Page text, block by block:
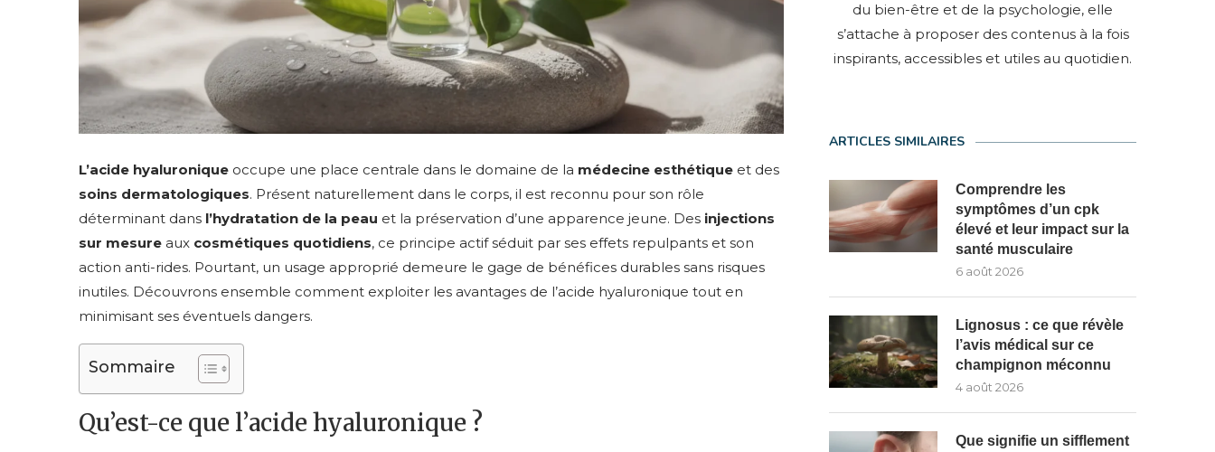
L’acide hyaluronique occupe une place centrale dans le domaine de la médecine esthétique et des
soins dermatologiques. Présent naturellement dans le corps, il est reconnu pour son rôle
déterminant dans l’hydratation de la peau et la préservation d’une apparence jeune. Des injections
sur mesure aux cosmétiques quotidiens, ce principe actif séduit par ses effets repulpants et son
action anti-rides. Pourtant, un usage approprié demeure le gage de bénéfices durables sans risques
inutiles. Découvrons ensemble comment exploiter les avantages de l’acide hyaluronique tout en
minimisant ses éventuels dangers.
Sommaire
Qu’est-ce que l’acide hyaluronique ?
du bien-être et de la psychologie, elle
s’attache à proposer des contenus à la fois
inspirants, accessibles et utiles au quotidien.
ARTICLES SIMILAIRES
Comprendre les
symptômes d’un cpk
élevé et leur impact sur la
santé musculaire
6 août 2026
Lignosus : ce que révèle
l’avis médical sur ce
champignon méconnu
4 août 2026
Que signifie un sifflement